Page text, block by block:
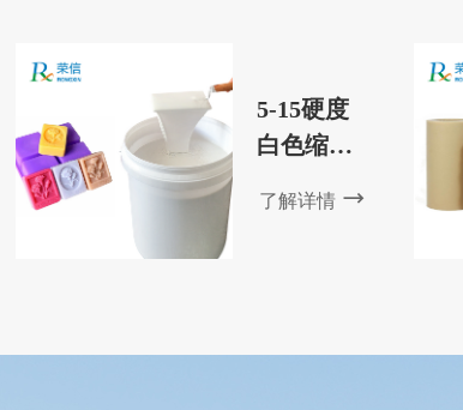
5-15硬度
白色缩合
了解详情